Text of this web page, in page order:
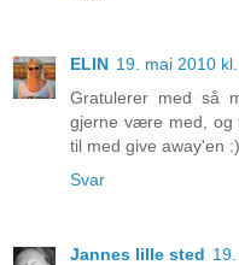
ELIN 19. mai 2010
Gratulerer med så
gjerne være med, og
til med give away'en
Svar
Jannes lille sted